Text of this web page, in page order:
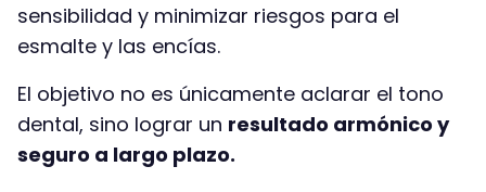
sensibilidad y minimizar riesgos para el
esmalte y las encías.
El objetivo no es únicamente aclarar el tono
dental, sino lograr un resultado armónico y
seguro a largo plazo.